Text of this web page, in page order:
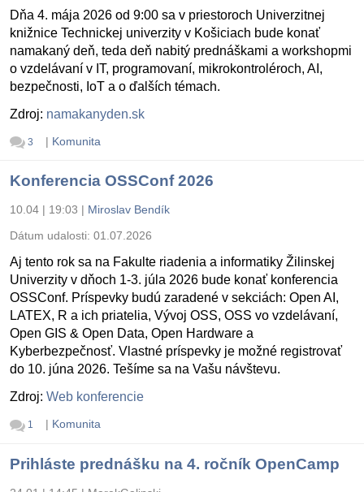
Dňa 4. mája 2026 od 9:00 sa v priestoroch Univerzitnej
knižnice Technickej univerzity v Košiciach bude konať
namakaný deň, teda deň nabitý prednáškami a workshopmi
o vzdelávaní v IT, programovaní, mikrokontroléroch, AI,
bezpečnosti, IoT a o ďalších témach.
Zdroj: namakanyden.sk
3 | Komunita
Konferencia OSSConf 2026
10.04 | 19:03 | Miroslav Bendík
Dátum udalosti: 01.07.2026
Aj tento rok sa na Fakulte riadenia a informatiky Žilinskej
Univerzity v dňoch 1-3. júla 2026 bude konať konferencia
OSSConf. Príspevky budú zaradené v sekciách: Open AI,
LATEX, R a ich priatelia, Vývoj OSS, OSS vo vzdelávaní,
Open GIS & Open Data, Open Hardware a
Kyberbezpečnosť. Vlastné príspevky je možné registrovať
do 10. júna 2026. Tešíme sa na Vašu návštevu.
Zdroj: Web konferencie
1 | Komunita
Prihláste prednášku na 4. ročník OpenCamp